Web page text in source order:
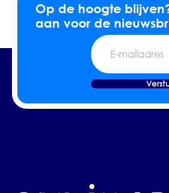
Op de hoogte
aan voor de
E-
mailadres